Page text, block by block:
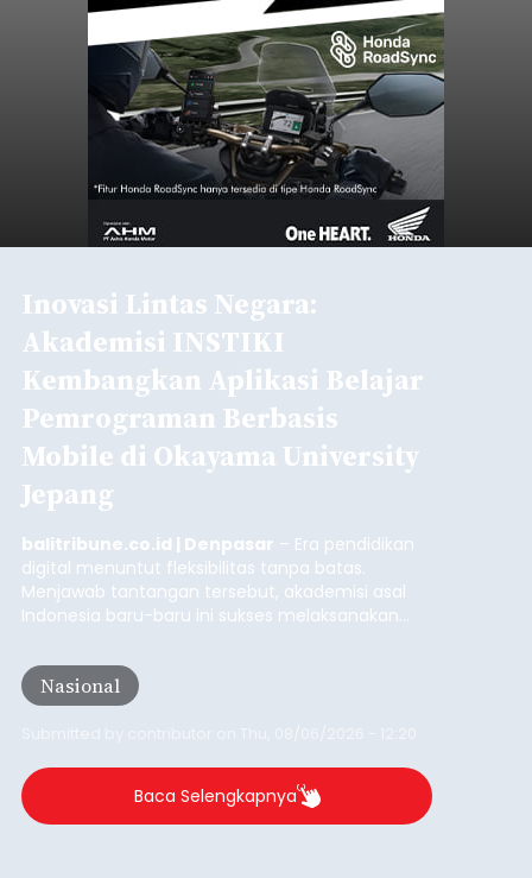
Inovasi Lintas Negara:
Akademisi INSTIKI
Kembangkan Aplikasi Belajar
Pemrograman Berbasis
Mobile di Okayama University
Jepang
balitribune.co.id | Denpasar – Era pendidikan
digital menuntut fleksibilitas tanpa batas.
Menjawab tantangan tersebut, akademisi asal
Indonesia baru-baru ini sukses melaksanakan
skala internasional di Distributed Systems
Laboratory, Okayama University, Jepang.
Nasional
Baca Selengkapnya